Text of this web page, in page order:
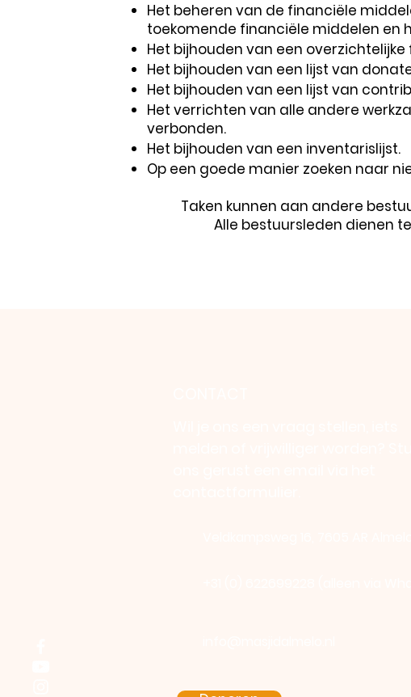
Het beheren van de financiële
toekomende financiële middelen en
Het bijhouden van een
Het bijhouden van een lijst van
Het bijhouden van een lijst van
Het verrichten van alle andere
verbonden.
Het bijhouden van een inventarislijst.
Op een goede manier zoeken naar
Taken kunnen aan andere
Alle bestuursleden dienen